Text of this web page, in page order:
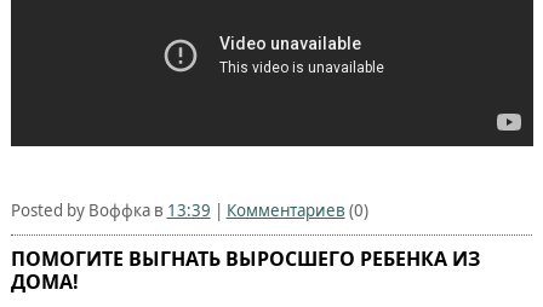
Posted by Воффка в 13:39 | Комментариев (0)
ПОМОГИТЕ ВЫГНАТЬ ВЫРОСШЕГО РЕБЕНКА ИЗ
ДОМА!